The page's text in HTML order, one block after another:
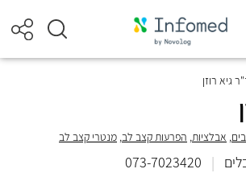
גיא רוזן
, אבלציות, הפרעות קצב לב, מנטרי קצב לב
|
073-7023420